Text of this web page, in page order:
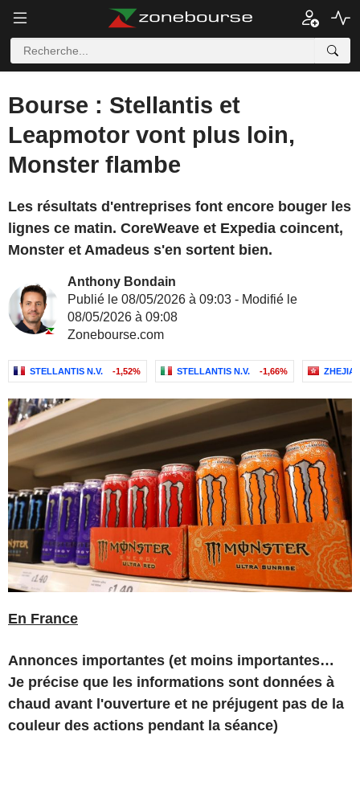
Bourse : Stellantis et
Leapmotor vont plus loin,
Monster flambe
Les résultats d'entreprises font encore bouger les
lignes ce matin. CoreWeave et Expedia coincent,
Monster et Amadeus s'en sortent bien.
Anthony Bondain
Publié le 08/05/2026 à 09:03 - Modifié le
08/05/2026 à 09:08
Zonebourse.com
STELLANTIS N.V. -1,52% STELLANTIS N.V. -1,66%
En France
Annonces importantes (et moins importantes…
Je précise que les informations sont données à
chaud avant l'ouverture et ne préjugent pas de la
couleur des actions pendant la séance)